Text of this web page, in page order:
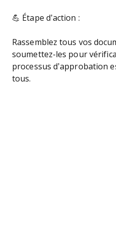
💪 Étape d’action :
Rassemblez tous vos
soumettez-les pour
processus d’approbation
tous.